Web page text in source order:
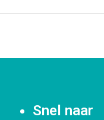
Snel naar